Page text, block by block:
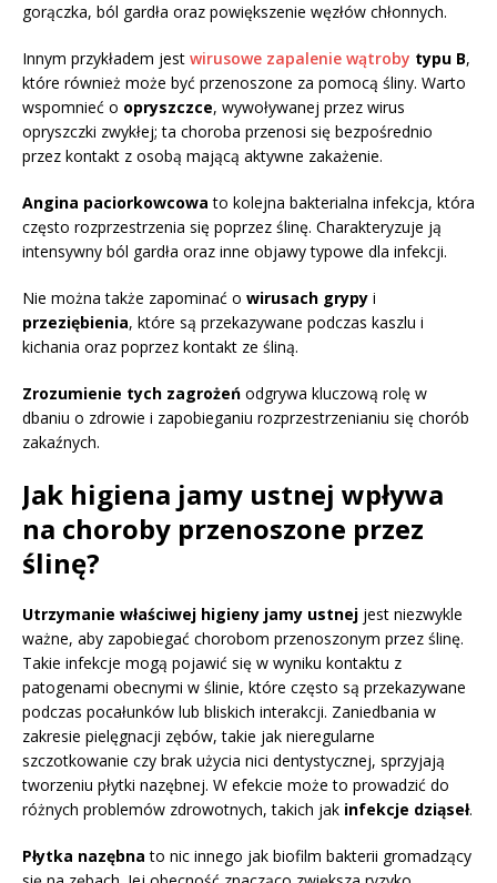
gorączka, ból gardła oraz powiększenie węzłów chłonnych.
Innym przykładem jest wirusowe zapalenie wątroby typu B,
które również może być przenoszone za pomocą śliny. Warto
wspomnieć o opryszczce, wywoływanej przez wirus
opryszczki zwykłej; ta choroba przenosi się bezpośrednio
przez kontakt z osobą mającą aktywne zakażenie.
Angina paciorkowcowa to kolejna bakterialna infekcja, która
często rozprzestrzenia się poprzez ślinę. Charakteryzuje ją
intensywny ból gardła oraz inne objawy typowe dla infekcji.
Nie można także zapominać o wirusach grypy i
przeziębienia, które są przekazywane podczas kaszlu i
kichania oraz poprzez kontakt ze śliną.
Zrozumienie tych zagrożeń odgrywa kluczową rolę w
dbaniu o zdrowie i zapobieganiu rozprzestrzenianiu się chorób
zakaźnych.
Jak higiena jamy ustnej wpływa
na choroby przenoszone przez
ślinę?
Utrzymanie właściwej higieny jamy ustnej jest niezwykle
ważne, aby zapobiegać chorobom przenoszonym przez ślinę.
Takie infekcje mogą pojawić się w wyniku kontaktu z
patogenami obecnymi w ślinie, które często są przekazywane
podczas pocałunków lub bliskich interakcji. Zaniedbania w
zakresie pielęgnacji zębów, takie jak nieregularne
szczotkowanie czy brak użycia nici dentystycznej, sprzyjają
tworzeniu płytki nazębnej. W efekcie może to prowadzić do
różnych problemów zdrowotnych, takich jak infekcje dziąseł.
Płytka nazębna to nic innego jak biofilm bakterii gromadzący